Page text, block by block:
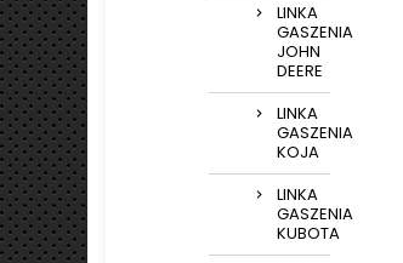
LINKA
GASZENIA
JOHN
DEERE
LINKA
GASZENIA
KOJA
LINKA
GASZENIA
KUBOTA